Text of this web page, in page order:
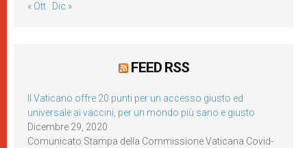
« Ott Dic »
FEED RSS
Il Vaticano offre 20 punti per un accesso giusto ed
universale ai vaccini, per un mondo più sano e giusto
Dicembre 29, 2020
Comunicato Stampa della Commissione Vaticana Covid-